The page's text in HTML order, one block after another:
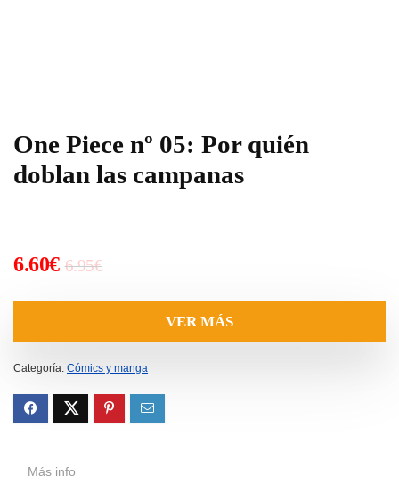
One Piece nº 05: Por quién
doblan las campanas
6.95€El
original
era:
6.95€.
6.60€
El
es:
6.60€.
VER MÁS
Categoría: Cómics y manga
Más info